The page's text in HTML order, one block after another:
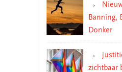
Banning,
Donker
zichtbaar